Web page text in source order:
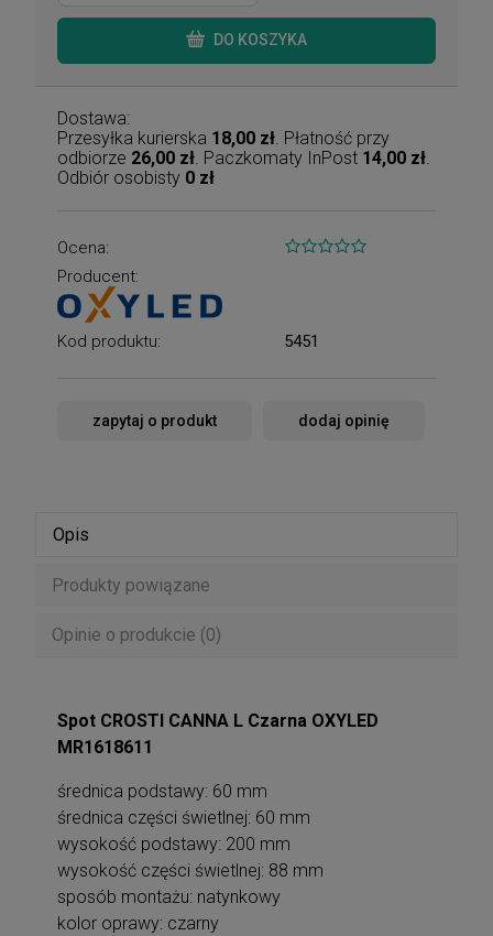
DO KOSZYKA
Dostawa:
Przesyłka kurierska 18,00 zł . Płatność przy
odbiorze 26,00 zł . Paczkomaty InPost 14,00 zł
Odbiór osobisty 0 zł
Ocena:
Producent:
Kod produktu: 5451
zapytaj o produkt dodaj opinię
Opis
Produkty powiązane
Opinie o produkcie (0)
Spot CROSTI CANNA L Czarna OXYLED
MR1618611
średnica podstawy: 60 mm
średnica części świetlnej: 60 mm
wysokość podstawy: 200 mm
wysokość części świetlnej: 88 mm
sposób montażu: natynkowy
kolor oprawy: czarny